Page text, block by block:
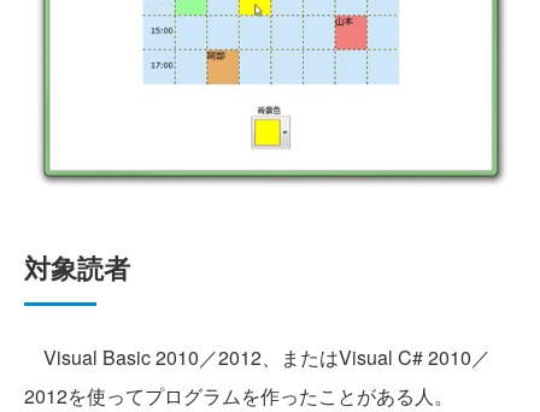
対象読者
Visual Basic 2010／2012、またはVisual C# 2010／
2012を使ってプログラムを作ったことがある人。